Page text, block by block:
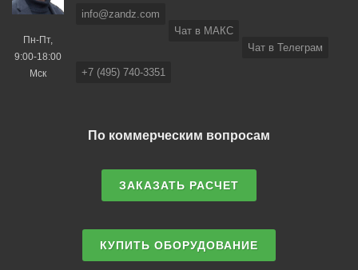
Пн-Пт,
9:00-18:00
Мск
info@zandz.com
Чат в МАКС
Чат в Телеграм
+7 (495) 740-3351
По коммерческим вопросам
ЗАКАЗАТЬ РАСЧЕТ
КУПИТЬ ОБОРУДОВАНИЕ